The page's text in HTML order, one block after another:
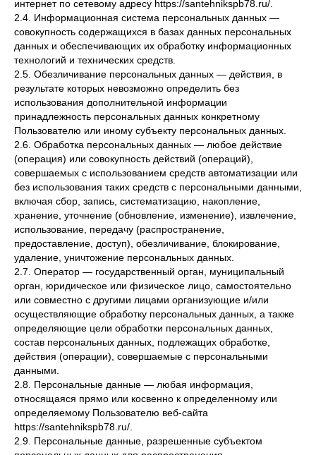
интернет по сетевому адресу https://santehnikspb78.ru/.
2.4. Информационная система персональных данных —
совокупность содержащихся в базах данных персональных
данных и обеспечивающих их обработку информационных
технологий и технических средств.
2.5. Обезличивание персональных данных — действия, в
результате которых невозможно определить без
использования дополнительной информации
принадлежность персональных данных конкретному
Пользователю или иному субъекту персональных данных.
2.6. Обработка персональных данных — любое действие
(операция) или совокупность действий (операций),
совершаемых с использованием средств автоматизации или
без использования таких средств с персональными данными,
включая сбор, запись, систематизацию, накопление,
хранение, уточнение (обновление, изменение), извлечение,
использование, передачу (распространение,
предоставление, доступ), обезличивание, блокирование,
удаление, уничтожение персональных данных.
2.7. Оператор — государственный орган, муниципальный
орган, юридическое или физическое лицо, самостоятельно
или совместно с другими лицами организующие и/или
осуществляющие обработку персональных данных, а также
определяющие цели обработки персональных данных,
состав персональных данных, подлежащих обработке,
действия (операции), совершаемые с персональными
данными.
2.8. Персональные данные — любая информация,
относящаяся прямо или косвенно к определенному или
определяемому Пользователю веб-сайта
https://santehnikspb78.ru/.
2.9. Персональные данные, разрешенные субъектом